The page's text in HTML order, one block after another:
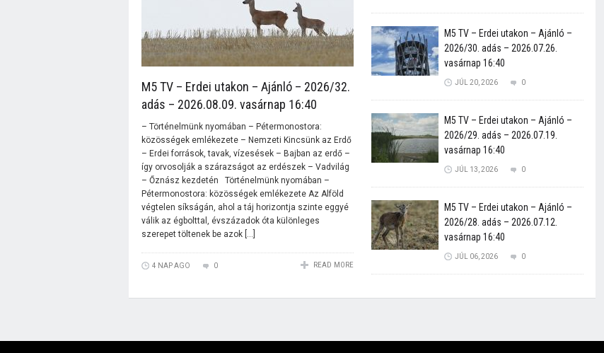
M5 TV – Erdei utakon – Ajánló – 2026/32.
adás – 2026.08.09. vasárnap 16:40
– Történelmünk nyomában – Pétermonostora:
közösségek emlékezete – Nemzeti Kincsünk az Erdő
– Erdei források, tavak, vízesések – Bajban az erdő –
így orvosolják a szárazságot az erdészek – Vadvilág
– Őznász kezdetén Történelmünk nyomában –
Pétermonostora: közösségek emlékezete Az Alföld
végtelen síkságán, ahol a táj horizontja szinte eggyé
válik az égbolttal, évszázadok óta különleges
szerepet töltenek be azok […]
4 NAP AGO 0 READ MORE
M5 TV – Erdei utakon – Ajánló –
2026/30. adás – 2026.07.26.
vasárnap 16:40
JÚL 20, 2026 0
M5 TV – Erdei utakon – Ajánló –
2026/29. adás – 2026.07.19.
vasárnap 16:40
JÚL 13, 2026 0
M5 TV – Erdei utakon – Ajánló –
2026/28. adás – 2026.07.12.
vasárnap 16:40
JÚL 06, 2026 0